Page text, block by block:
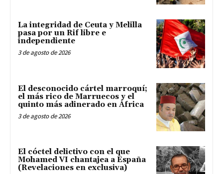
La integridad de Ceuta y Melilla
pasa por un Rif libre e
independiente
3 de agosto de 2026
El desconocido cártel marroquí;
el más rico de Marruecos y el
quinto más adinerado en África
3 de agosto de 2026
El cóctel delictivo con el que
Mohamed VI chantajea a España
(Revelaciones en exclusiva)